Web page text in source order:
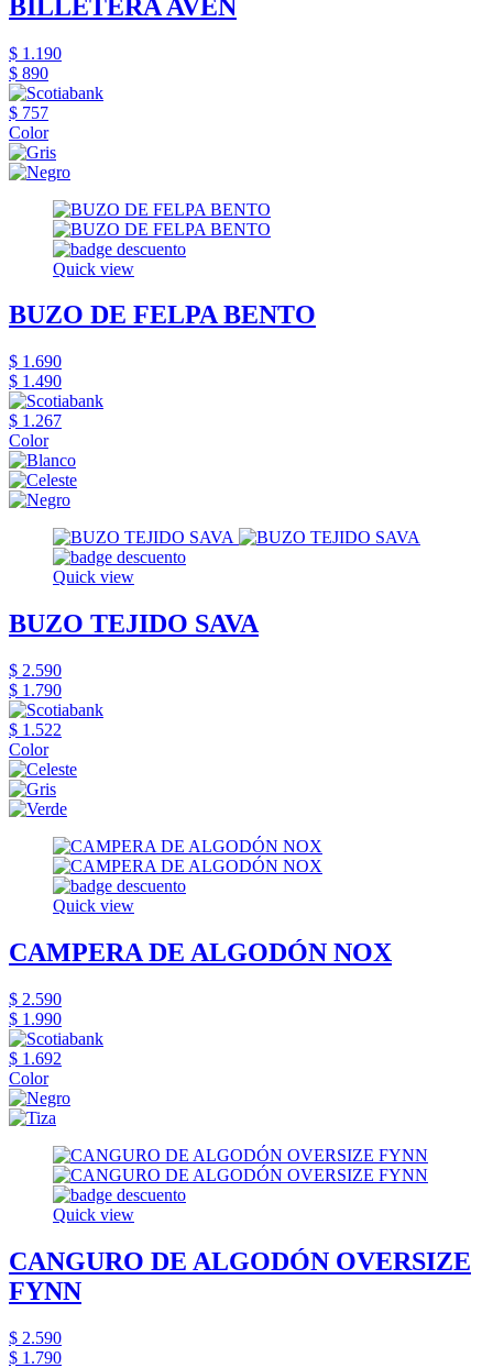
BILLETERA AVEN
$ 1.190
$ 890
$ 757
Color
Quick view
BUZO DE FELPA BENTO
$ 1.690
$ 1.490
$ 1.267
Color
Quick view
BUZO TEJIDO SAVA
$ 2.590
$ 1.790
$ 1.522
Color
Quick view
CAMPERA DE ALGODÓN NOX
$ 2.590
$ 1.990
$ 1.692
Color
Quick view
CANGURO DE ALGODÓN OVERSIZE
FYNN
$ 2.590
$ 1.790